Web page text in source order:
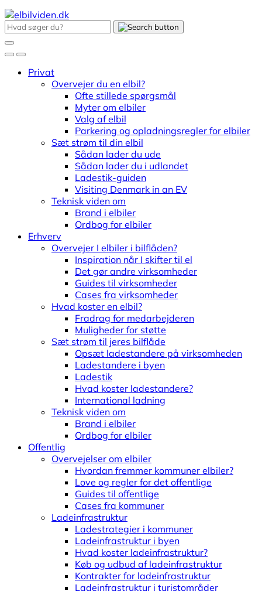
Privat
Overvejer du en elbil?
Ofte stillede spørgsmål
Myter om elbiler
Valg af elbil
Parkering og opladningsregler for elbiler
Sæt strøm til din elbil
Sådan lader du ude
Sådan lader du i udlandet
Ladestik-guiden
Visiting Denmark in an EV
Teknisk viden om
Brand i elbiler
Ordbog for elbiler
Erhverv
Overvejer I elbiler i bilflåden?
Inspiration når I skifter til el
Det gør andre virksomheder
Guides til virksomheder
Cases fra virksomheder
Hvad koster en elbil?
Fradrag for medarbejderen
Muligheder for støtte
Sæt strøm til jeres bilflåde
Opsæt ladestandere på virksomheden
Ladestandere i byen
Ladestik
Hvad koster ladestandere?
International ladning
Teknisk viden om
Brand i elbiler
Ordbog for elbiler
Offentlig
Overvejelser om elbiler
Hvordan fremmer kommuner elbiler?
Love og regler for det offentlige
Guides til offentlige
Cases fra kommuner
Ladeinfrastruktur
Ladestrategier i kommuner
Ladeinfrastruktur i byen
Hvad koster ladeinfrastruktur?
Køb og udbud af ladeinfrastruktur
Kontrakter for ladeinfrastruktur
Ladeinfrastruktur i turistområder